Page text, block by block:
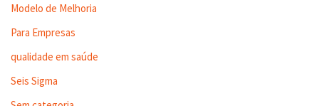
Modelo de Melhoria
Para Empresas
qualidade em saúde
Seis Sigma